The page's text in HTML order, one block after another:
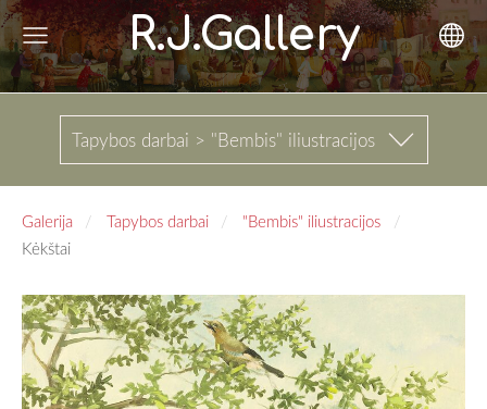
R.J.Gallery
Tapybos darbai > "Bembis" iliustracijos
Galerija Tapybos darbai
"Bembis" iliustracijos
Kėkštai